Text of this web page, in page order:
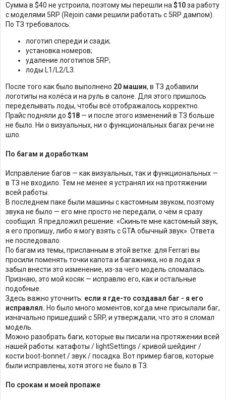
Сумма в $40 не устроила, поэтому мы перешли на $10за работу
с моделями 5RP (Rejoin сами решили работать с 5RP дампом).
По ТЗ требовалось:
логотип спереди и сзади;
установка номеров;
удаление логотипов 5RP;
лоды L1/L2/L3.
После того как было выполнено 20 машин, в ТЗ добавили
логотипы на колёса и на руль в салоне. Для этого пришлось
переделывать лоды, чтобы всё отображалось корректно.
Прайс подняли до $18 — и после этого изменений в ТЗ больше
не было. Ни о визуальных, ни о функциональных багах речи не
шло.
По багам и доработкам
Исправление багов — как визуальных, так и функциональных —
в ТЗ не входило. Тем не менее я устранял их на протяжении
всей работы.
В последнем паке были машины с кастомным звуком, поэтому
звука не было — его мне просто не передали, о чём я сразу
сообщил. Я предложил решение: «Скиньте мне кастомный звук,
я его пропишу, либо я могу взять с GTA обычный звук». Ответа
не последовало.
По багам из темы, присланным в этой ветке: для Ferrari вы
просили поменять точки капота и багажника, но в лодах я
забыл внести это изменение, из-за чего модель сломалась.
Признаю, это мой косяк — исправлю его, как и остальные
подобные.
Здесь важно уточнить: если я где-то создавал баг - я его
исправлял. Но было много моментов, когда мне присылали баг,
изначально пришедший с 5RP, и утверждали, что это я сломал
модель.
Можно разобрать баги, которые вы писали на протяжении всей
нашей работы: катафоты / lightSettings / кривой шейдинг /
кости boot-bonnet / звук / посадка. Вот пример багов, которые
были исправлены, хотя этого не было в ТЗ.
По срокам и моей пропаже